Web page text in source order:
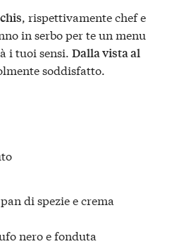
, rispettivamente chef e
in serbo per te un menu
i tuoi sensi.Dalla vista al
soddisfatto.
di spezie e crema
nero e fonduta